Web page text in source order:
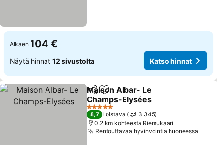
Alkaen 104 €
Näytä hinnat 12 sivustolta Katso hinnat
Jaa Lisää suosikkeihin
Maison Albar- Le
Champs-Elysées
5 Tähtiluokitus
8,7 Loistava
3 345
0.2 km kohteesta Riemukaari
Rentouttavaa hyvinvointia huoneessa